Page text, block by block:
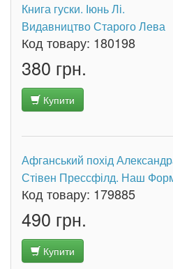
Книга гуски. Іюнь Лі.
Видавництво Старого Лева
Код товару: 180198
380 грн.
Купити
Афганський похід
Стівен Прессфілд. Наш
Код товару: 179885
490 грн.
Купити